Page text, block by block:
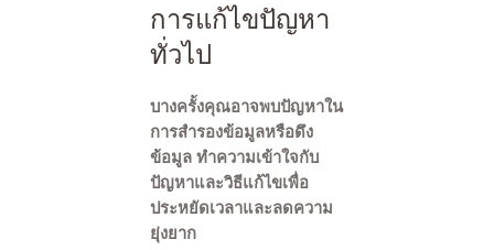
การแก้ไขปัญหา
ทั่วไป
บางครั้งคุณอาจพบปัญหาใน
การสำรองข้อมูลหรือดึง
ข้อมูล ทำความเข้าใจกับ
ปัญหาและวิธีแก้ไขเพื่อ
ประหยัดเวลาและลดความ
ยุ่งยาก